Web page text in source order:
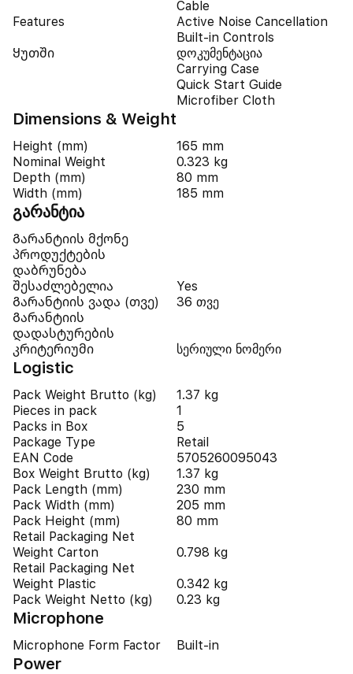
Cable
Features
Active Noise Cancellation
Built-in Controls
Ყუთში
დოკუმენტაცია
Carrying Case
Quick Start Guide
Microfiber Cloth
Dimensions & Weight
Height (mm)
165 mm
Nominal Weight
0.323 kg
Depth (mm)
80 mm
Width (mm)
185 mm
გარანტია
Გარანტიის მქონე
პროდუქტების
დაბრუნება
შესაძლებელია
Yes
Გარანტიის ვადა (თვე)
36 თვე
Გარანტიის
დადასტურების
კრიტერიუმი
სერიული ნომერი
Logistic
Pack Weight Brutto (kg)
1.37 kg
Pieces in pack
1
Packs in Box
5
Package Type
Retail
EAN Code
5705260095043
Box Weight Brutto (kg)
1.37 kg
Pack Length (mm)
230 mm
Pack Width (mm)
205 mm
Pack Height (mm)
80 mm
Retail Packaging Net
Weight Carton
0.798 kg
Retail Packaging Net
Weight Plastic
0.342 kg
Pack Weight Netto (kg)
0.23 kg
Microphone
Microphone Form Factor Built-in
Power